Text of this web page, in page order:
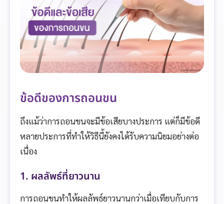
ข้อดีของการถอนขน
ถึงแม้ว่าการถอนขนจะมีข้อเสียบางประการ แต่ก็มีข้อดี
หลายประการที่ทำให้วิธีนี้ยังคงได้รับความนิยมอย่างต่อ
เนื่อง
1. ผลลัพธ์ที่ยาวนาน
การถอนขนทำให้ผลลัพธ์ยาวนานกว่าเมื่อเทียบกับการ